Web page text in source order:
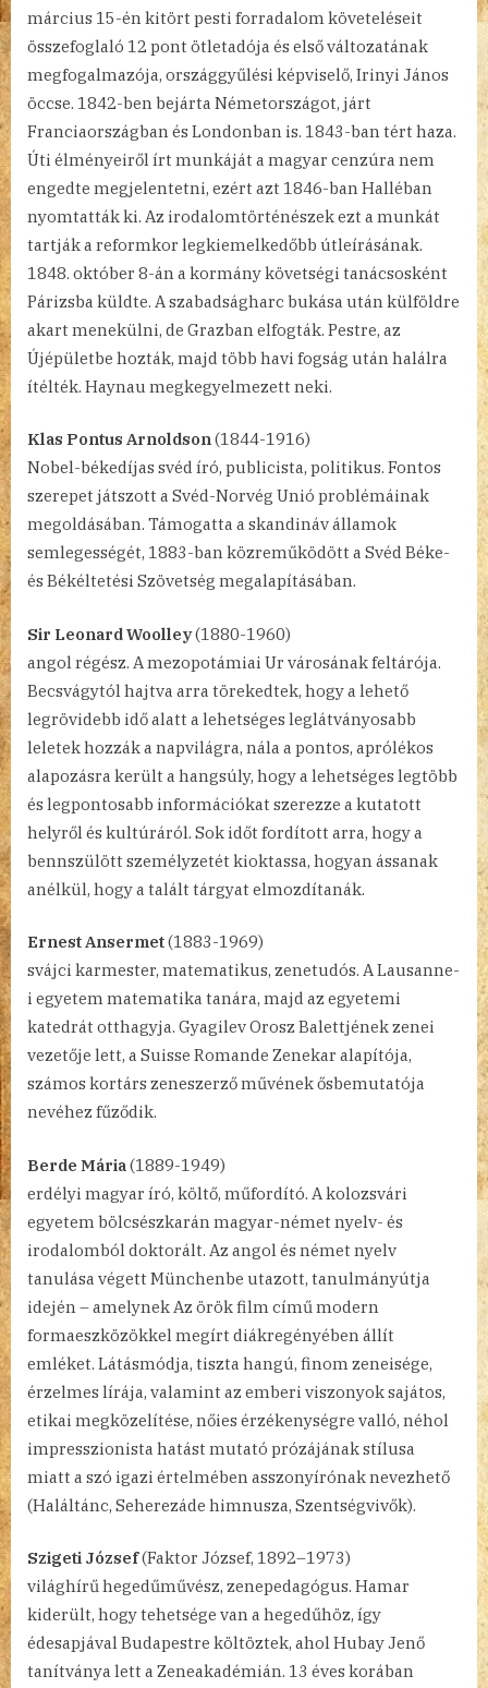
március 15-én kitört pesti forradalom követeléseit
összefoglaló 12 pont ötletadója és első változatának
megfogalmazója, országgyűlési képviselő, Irinyi János
öccse. 1842-ben bejárta Németországot, járt
Franciaországban és Londonban is. 1843-ban tért haza.
Úti élményeiről írt munkáját a magyar cenzúra nem
engedte megjelentetni, ezért azt 1846-ban Halléban
nyomtatták ki. Az irodalomtörténészek ezt a munkát
tartják a reformkor legkiemelkedőbb útleírásának.
1848. október 8-án a kormány követségi tanácsosként
Párizsba küldte. A szabadságharc bukása után külföldre
akart menekülni, de Grazban elfogták. Pestre, az
Újépületbe hozták, majd több havi fogság után halálra
ítélték. Haynau megkegyelmezett neki.
Klas Pontus Arnoldson(1844-1916)
Nobel-békedíjas svéd író, publicista, politikus. Fontos
szerepet játszott a Svéd-Norvég Unió problémáinak
megoldásában. Támogatta a skandináv államok
semlegességét, 1883-ban közreműködött a Svéd Béke-
és Békéltetési Szövetség megalapításában.
Sir Leonard Woolley(1880-1960)
angol régész. A mezopotámiai Ur városának feltárója.
Becsvágytól hajtva arra törekedtek, hogy a lehető
legrövidebb idő alatt a lehetséges leglátványosabb
leletek hozzák a napvilágra, nála a pontos, aprólékos
alapozásra került a hangsúly, hogy a lehetséges legtöbb
és legpontosabb információkat szerezze a kutatott
helyről és kultúráról. Sok időt fordított arra, hogy a
bennszülött személyzetét kioktassa, hogyan ássanak
anélkül, hogy a talált tárgyat elmozdítanák.
Ernest Ansermet(1883-1969)
svájci karmester, matematikus, zenetudós. A Lausanne-
i egyetem matematika tanára, majd az egyetemi
katedrát otthagyja. Gyagilev Orosz Balettjének zenei
vezetője lett, a Suisse Romande Zenekar alapítója,
számos kortárs zeneszerző művének ősbemutatója
nevéhez fűződik.
Berde Mária(1889-1949)
erdélyi magyar író, költő, műfordító. A kolozsvári
egyetem bölcsészkarán magyar-német nyelv- és
irodalomból doktorált. Az angol és német nyelv
tanulása végett Münchenbe utazott, tanulmányútja
idején – amelynek Az örök film című modern
formaeszközökkel megírt diákregényében állít
emléket. Látásmódja, tiszta hangú, finom zeneisége,
érzelmes lírája, valamint az emberi viszonyok sajátos,
etikai megközelítése, nőies érzékenységre valló, néhol
impresszionista hatást mutató prózájának stílusa
miatt a szó igazi értelmében asszonyírónak nevezhető
(Haláltánc, Seherezáde himnusza, Szentségvivők).
Szigeti József(Faktor József, 1892–1973)
világhírű hegedűművész, zenepedagógus. Hamar
kiderült, hogy tehetsége van a hegedűhöz, így
édesapjával Budapestre költöztek, ahol Hubay Jenő
tanítványa lett a Zeneakadémián. 13 éves korában